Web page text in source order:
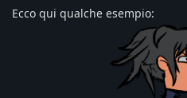
Ecco qui qualche esempio: